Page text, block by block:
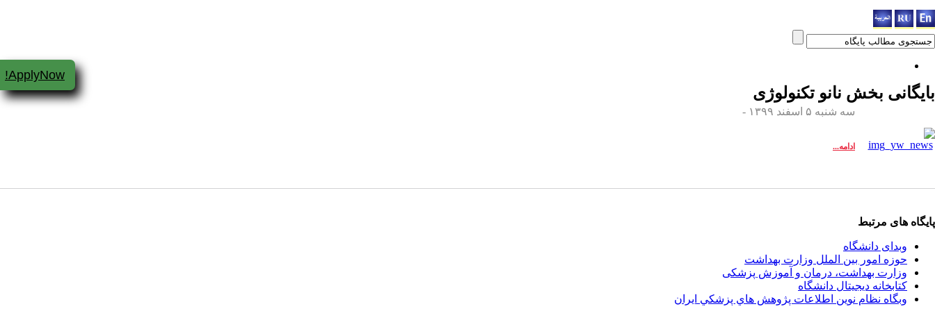
ApplyNow!
بایگانی بخش نانو تکنولوژی
سه شنبه ۵ اسفند ۱۳۹۹ -
ادامه...
پایگاه های مرتبط
وبدای دانشگاه
حوزه امور بین الملل وزارت بهداشت
وزارت بهداشت، درمان و آموزش پزشکی
کتابخانه دیجیتال دانشگاه
وبگاه نظام نوين اطلاعات پژوهش هاي پزشكي ايران